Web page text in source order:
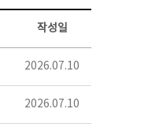
작성일
2026.07.10
2026.07.10